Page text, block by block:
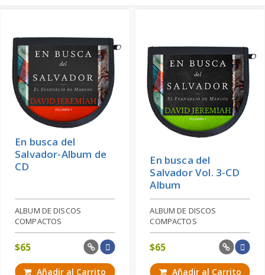
En busca del
Salvador-Album de
CD
ALBUM DE DISCOS
COMPACTOS
$65
Añadir al Carrito
En busca del
Salvador Vol. 3-CD
Album
ALBUM DE DISCOS
COMPACTOS
$65
Añadir al Carrito